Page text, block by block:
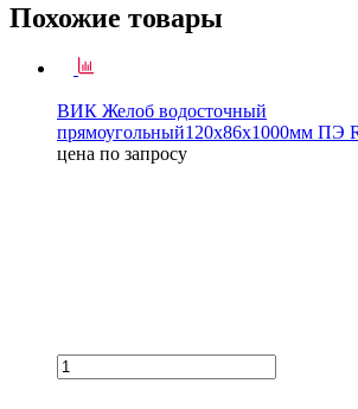
Похожие товары
ВИК Желоб водосточный
прямоугольный120х86х1000мм ПЭ
цена по запросу